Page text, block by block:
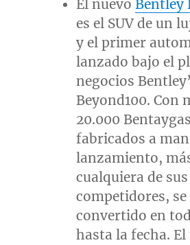
El nuevoBentley
es el SUV de un
y el primer
lanzado bajo el
negocios
Beyond100. Con
20.000 Bentaygas
fabricados a
lanzamiento,
cualquiera de sus
competidores, se
convertido en
hasta la fecha. El